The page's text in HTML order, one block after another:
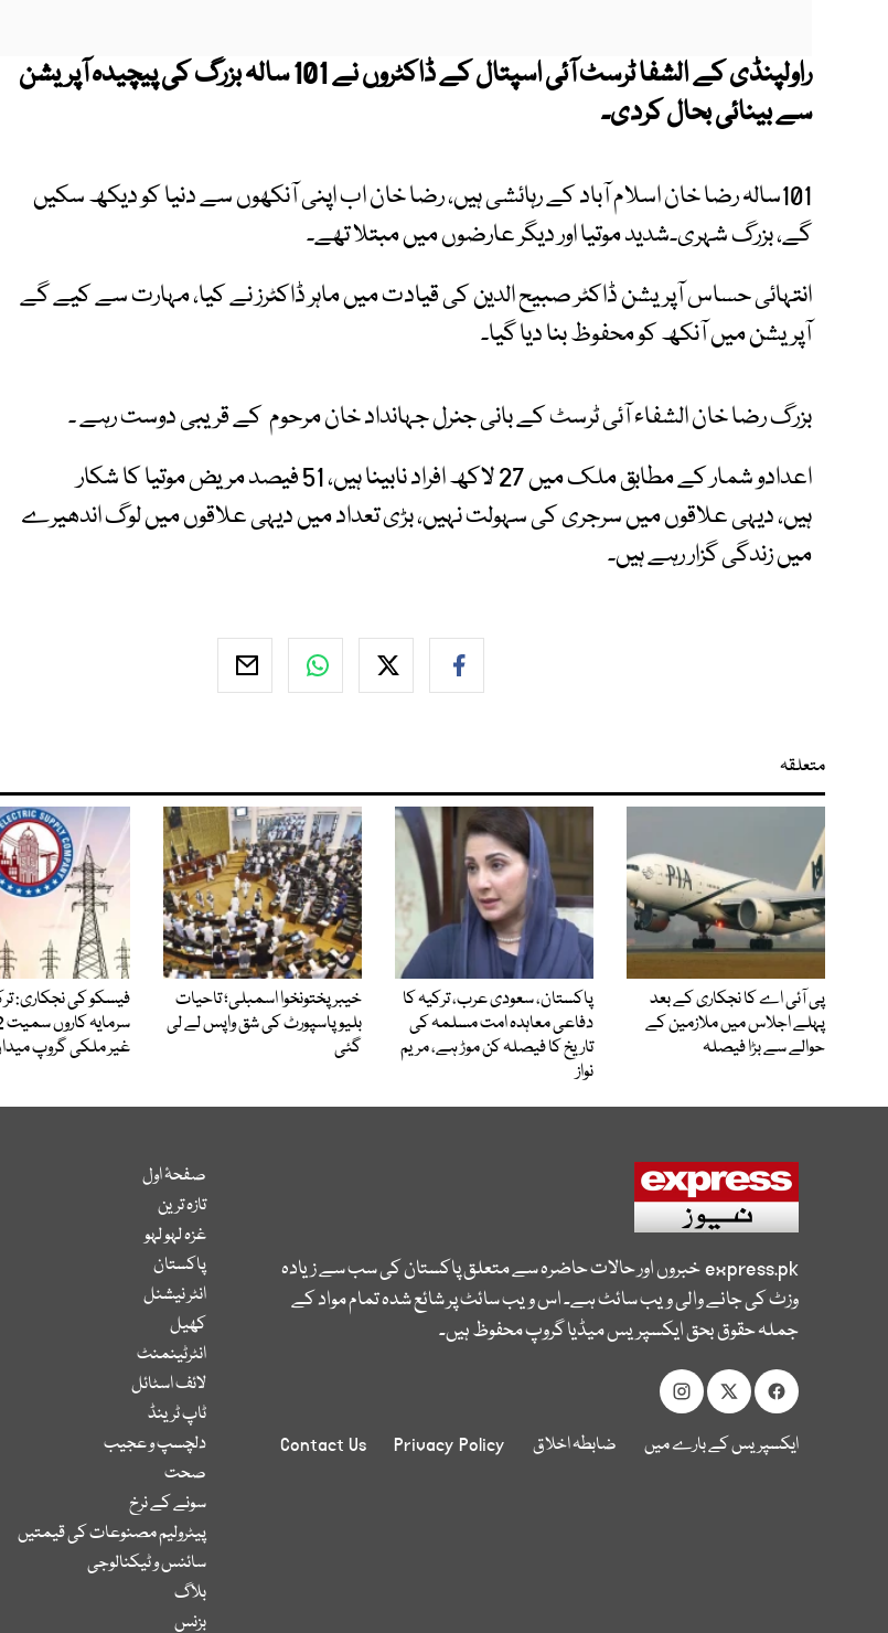
راولپنڈی کے الشفا ٹرسٹ آئی اسپتال کے ڈاکٹروں نے 101 سالہ بزرگ کی پیچیدہ آپریشن
سے بینائی بحال کردی۔
101سالہ رضا خان اسلام آباد کے رہائشی ہیں، رضا خان اب اپنی آنکھوں سے دنیا کو دیکھ سکیں
گے، بزرگ شہری۔شدید موتیا اور دیگر عارضوں میں مبتلا تھے۔
انتہائی حساس آپریشن ڈاکٹر صبیح الدین کی قیادت میں ماہر ڈاکٹرز نے کیا، مہارت سے کیے گے
آپریشن میں آنکھ کو محفوظ بنا دیا گیا۔
بزرگ رضا خان الشفاء آئی ٹرسٹ کے بانی جنرل جہانداد خان مرحوم کے قریبی دوست رہے ۔
اعدادو شمار کے مطابق ملک میں 27 لاکھ افراد نابینا ہیں، 51 فیصد مریض موتیا کا شکار
ہیں، دیہی علاقوں میں سرجری کی سہولت نہیں، بڑی تعداد میں دیہی علاقوں میں لوگ اندھیرے
میں زندگی گزار رہے ہیں۔
متعلقہ
پی آئی اے کا نجکاری کے بعد
پہلے اجلاس میں ملازمین کے
حوالے سے بڑا فیصلہ
پاکستان، سعودی عرب، ترکیہ کا
دفاعی معاہدہ امت مسلمہ کی
تاریخ کا فیصلہ کن موڑ ہے، مریم
نواز
خیبرپختونخوا اسمبلی؛ تاحیات
بلیو پاسپورٹ کی شق واپس لے لی
گئی
فیسکو کی نجکاری:
غیر ملکی گروپ
express.pkخبروں اور حالات حاضرہ سے متعلق پاکستان کی سب سے زیادہ
وزٹ کی جانے والی ویب سائٹ ہے۔ اس ویب سائٹ پر شائع شدہ تمام مواد کے
جملہ حقوق بحق ایکسپریس میڈیا گروپ محفوظ ہیں۔
ایکسپریس کے بارے میں ضابطہ اخلاق Privacy Policy
Contact Us
صفحۂ اول
تازہ ترین
غزہ لہو لہو
پاکستان
انٹر نیشنل
کھیل
انٹرٹینمنٹ
لائف اسٹائل
ٹاپ ٹرینڈ
دلچسپ و عجیب
صحت
سونے کے نرخ
پیٹرولیم مصنوعات کی قیمتیں
سائنس و ٹیکنالوجی
بلاگ
بزنس